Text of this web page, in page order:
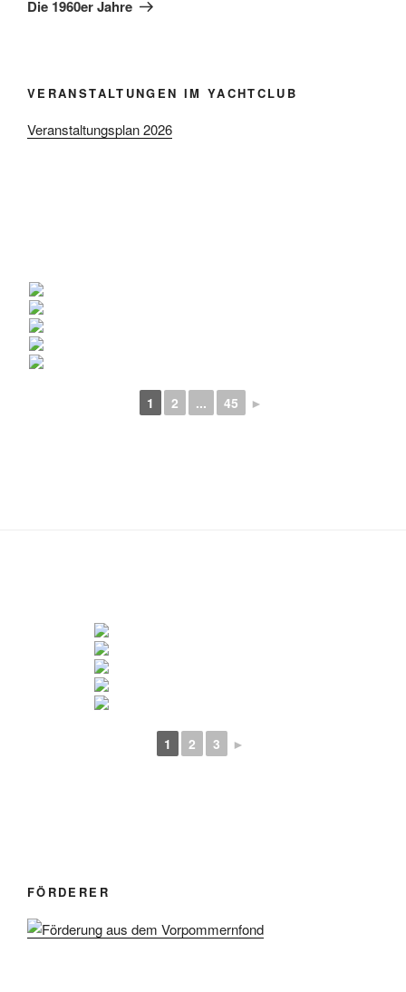
Die 1960er Jahre
VERANSTALTUNGEN IM YACHTCLUB
Veranstaltungsplan 2026
1 2 ... 45 ►
1 2 3 ►
FÖRDERER